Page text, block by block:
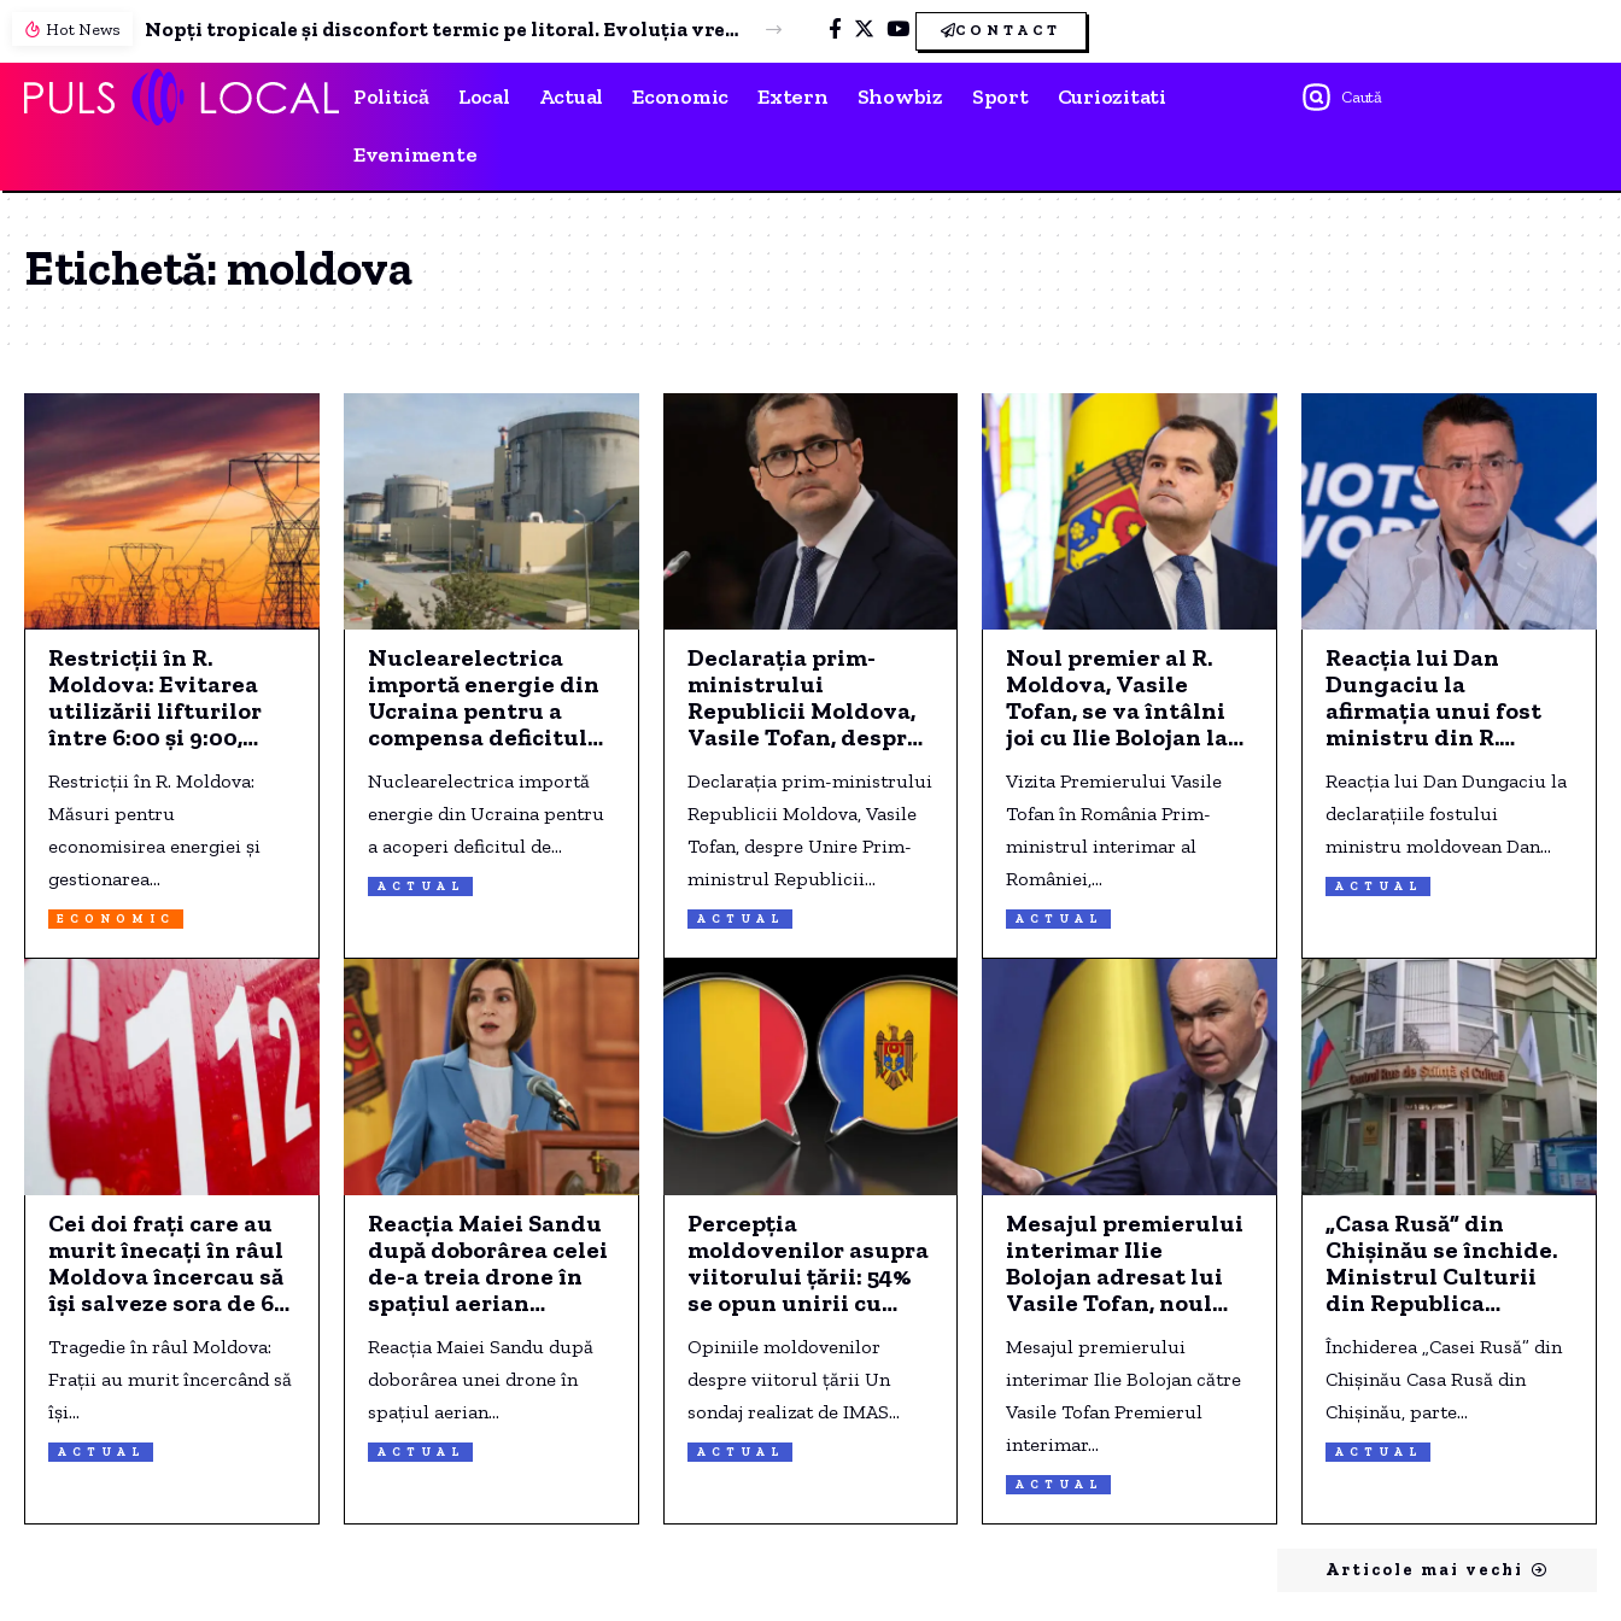
Hot News Nopți tropicale și disconfort termic pe litoral. Evoluția vremii în următoarele zile CONTACT
Politică Local Actual Economic Extern Showbiz Sport Curiozitati
Evenimente
Caută
Etichetă:moldova
Restricții în R.
Moldova: Evitarea
utilizării lifturilor
între 6:00 și 9:00,
iluminatului și
reorganizarea
activității.
Restricții în R. Moldova:
Măsuri pentru
economisirea energiei și
gestionarea…
ECONOMIC
Nuclearelectrica
importă energie din
Ucraina pentru a
compensa deficitul
unui reactor de la
Cernavodă.
Nuclearelectrica importă
energie din Ucraina pentru
a acoperi deficitul de…
ACTUAL
Declarația prim-
ministrului
Republicii Moldova,
Vasile Tofan, despre
primei sale vizite în
România
Declarația prim-ministrului
Republicii Moldova, Vasile
Tofan, despre Unire Prim-
ministrul Republicii…
ACTUAL
Noul premier al R.
Moldova, Vasile
Tofan, se va întâlni
joi cu Ilie Bolojan la
România.
Vizita Premierului Vasile
Tofan în România Prim-
ministrul interimar al
României,…
ACTUAL
Reacția lui Dan
Dungaciu la
afirmația unui fost
ministru din R.
retragerea
cetățeniei Maiei
Sandu
Reacția lui Dan Dungaciu la
declarațiile fostului
ministru moldovean Dan…
ACTUAL
Cei doi frați care au
murit înecați în râul
Moldova încercau să
își salveze sora de 6
Tragedie în râul Moldova:
Frații au murit încercând să
își…
ACTUAL
Reacția Maiei Sandu
după doborârea celei
de-a treia drone în
spațiul aerian
Reacția Maiei Sandu după
doborârea unei drone în
spațiul aerian…
ACTUAL
Percepția
moldovenilor asupra
viitorului țării: 54%
se opun unirii cu
jumătate susțin
relații echilibrate cu
Rusia și UE (sondaj)
Opiniile moldovenilor
despre viitorul țării Un
sondaj realizat de IMAS…
ACTUAL
Mesajul premierului
interimar Ilie
Bolojan adresat lui
Vasile Tofan, noul
Republicii Moldova
Mesajul premierului
interimar Ilie Bolojan către
Vasile Tofan Premierul
interimar…
ACTUAL
„Casa Rusă” din
Chișinău se închide.
Ministrul Culturii
din Republica
platformă sub
acoperire”
Închiderea „Casei Rusă” din
Chișinău Casa Rusă din
Chișinău, parte…
ACTUAL
Articole mai vechi